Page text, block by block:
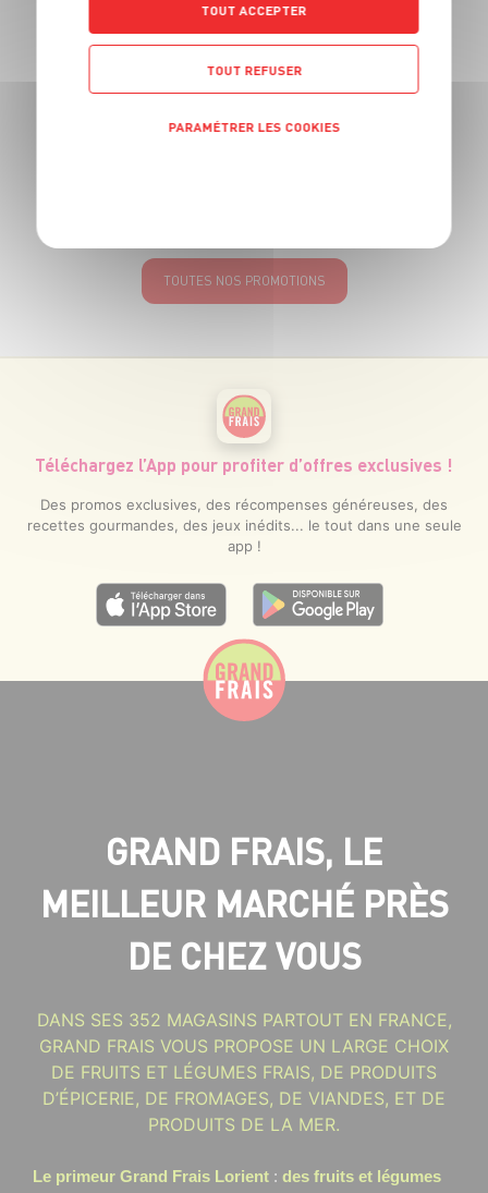
BÂTONS À L'EAU À CONGELER
0€
TOUTES NOS PROMOTIONS
Téléchargez l’App pour profiter d’offres exclusives !
Des promos exclusives, des récompenses généreuses, des
recettes gourmandes, des jeux inédits... le tout dans une seule
app !
GRAND FRAIS, LE
MEILLEUR MARCHÉ PRÈS
DE CHEZ VOUS
DANS SES 352 MAGASINS PARTOUT EN FRANCE,
GRAND FRAIS VOUS PROPOSE UN LARGE CHOIX
DE FRUITS ET LÉGUMES FRAIS, DE PRODUITS
D’ÉPICERIE, DE FROMAGES, DE VIANDES, ET DE
PRODUITS DE LA MER.
Le primeur Grand Frais Lorient : des fruits et légumes
TOUT ACCEPTER
TOUT REFUSER
PARAMÉTRER LES COOKIES